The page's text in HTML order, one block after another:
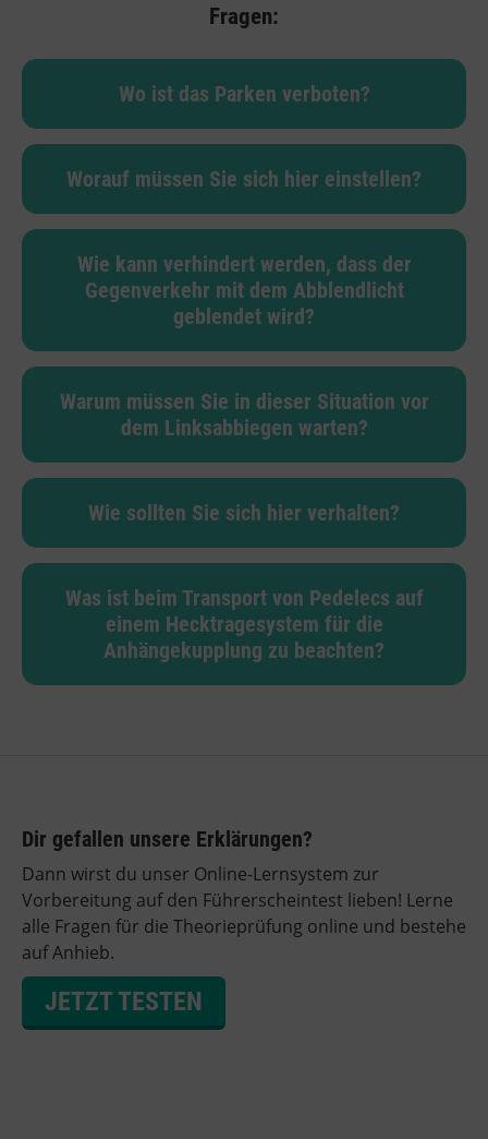
Fragen:
Wo ist das Parken verboten?
Worauf müssen Sie sich hier einstellen?
Wie kann verhindert werden, dass der
Gegenverkehr mit dem Abblendlicht
geblendet wird?
Warum müssen Sie in dieser Situation vor
dem Linksabbiegen warten?
Wie sollten Sie sich hier verhalten?
Was ist beim Transport von Pedelecs auf
einem Hecktragesystem für die
Anhängekupplung zu beachten?
Dir gefallen unsere Erklärungen?
Dann wirst du unser Online-Lernsystem zur
Vorbereitung auf den Führerscheintest lieben! Lerne
alle Fragen für die Theorieprüfung online und bestehe
auf Anhieb.
JETZT TESTEN